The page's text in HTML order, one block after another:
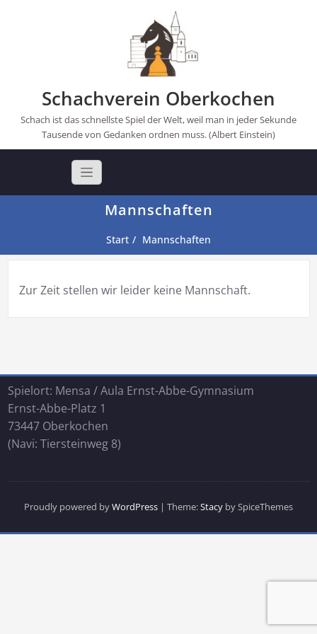
Schachverein Oberkochen
Schach ist das schnellste Spiel der Welt, weil man in jeder Sekunde
Tausende von Gedanken ordnen muss. (Albert Einstein)
Mannschaften
Start Mannschaften
Zur Zeit stellen wir leider keine Mannschaft.
Spielort: Mensa / Aula Ernst-Abbe-Gymnasium
Ernst-Abbe-Platz 1
73447 Oberkochen
(Navi: Tiersteinweg 8)
Proudly powered byWordPress | Theme:Stacy by SpiceThemes